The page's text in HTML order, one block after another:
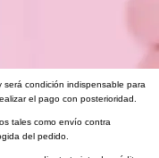
condición indispensable para
el pago con posterioridad.
tales como envío contra
del pedido.